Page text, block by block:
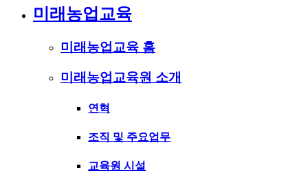
미래농업교육
미래농업교육 홈
미래농업교육원 소개
연혁
조직 및 주요업무
교육원 시설